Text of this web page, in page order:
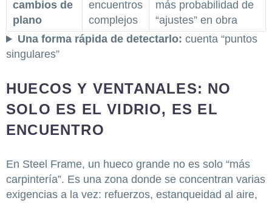
cambios de
plano
encuentros
complejos
más probabilidad de
“ajustes” en obra
Una forma rápida de detectarlo: cuenta “puntos
singulares”
HUECOS Y VENTANALES: NO
SOLO ES EL VIDRIO, ES EL
ENCUENTRO
En Steel Frame, un hueco grande no es solo “más
carpintería”. Es una zona donde se concentran varias
exigencias a la vez: refuerzos, estanqueidad al aire,